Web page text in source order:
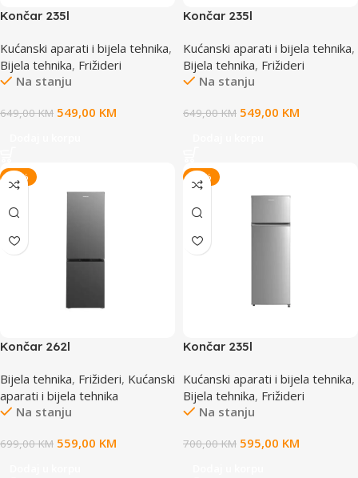
Končar 235l
HL235BM
Kućanski aparati i bijela tehnika,
Bijela tehnika, Frižideri
Na stanju
649,00KM 549,00 KM
Končar 235l
HL235BM
Kućanski aparati i bijela tehnika,
Bijela tehnika, Frižideri
Na stanju
649,00KM 549,00 KM
-20%
Končar 262l
HC55262IM
Bijela tehnika, Frižideri, Kućanski
aparati i bijela tehnika
Na stanju
699,00KM 559,00 KM
-15%
Končar 235l
HL235IM
Kućanski aparati i bijela tehnika,
Bijela tehnika, Frižideri
Na stanju
700,00KM 595,00 KM